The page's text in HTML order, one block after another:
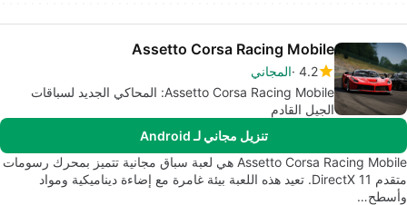
Assetto Corsa Racing Mobile
4.2 المجاني
Assetto Corsa Racing Mobile: المحاكي الجديد لسباقات
الجيل القادم
تنزيل مجاني لـ Android
Assetto Corsa Racing Mobile هي لعبة سباق مجانية تتميز بمحرك رسومات
متقدم DirectX 11. تعيد هذه اللعبة بيئة غامرة مع إضاءة ديناميكية ومواد
وأسطح…